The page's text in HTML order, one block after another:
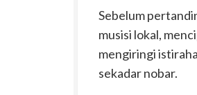
Sebelum
musisi lokal,
mengiringi
sekadar nobar.